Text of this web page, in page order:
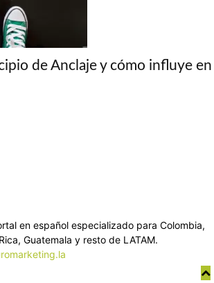
de Anclaje y cómo influye en
en español especializado para Colombia,
Guatemala y resto de LATAM.